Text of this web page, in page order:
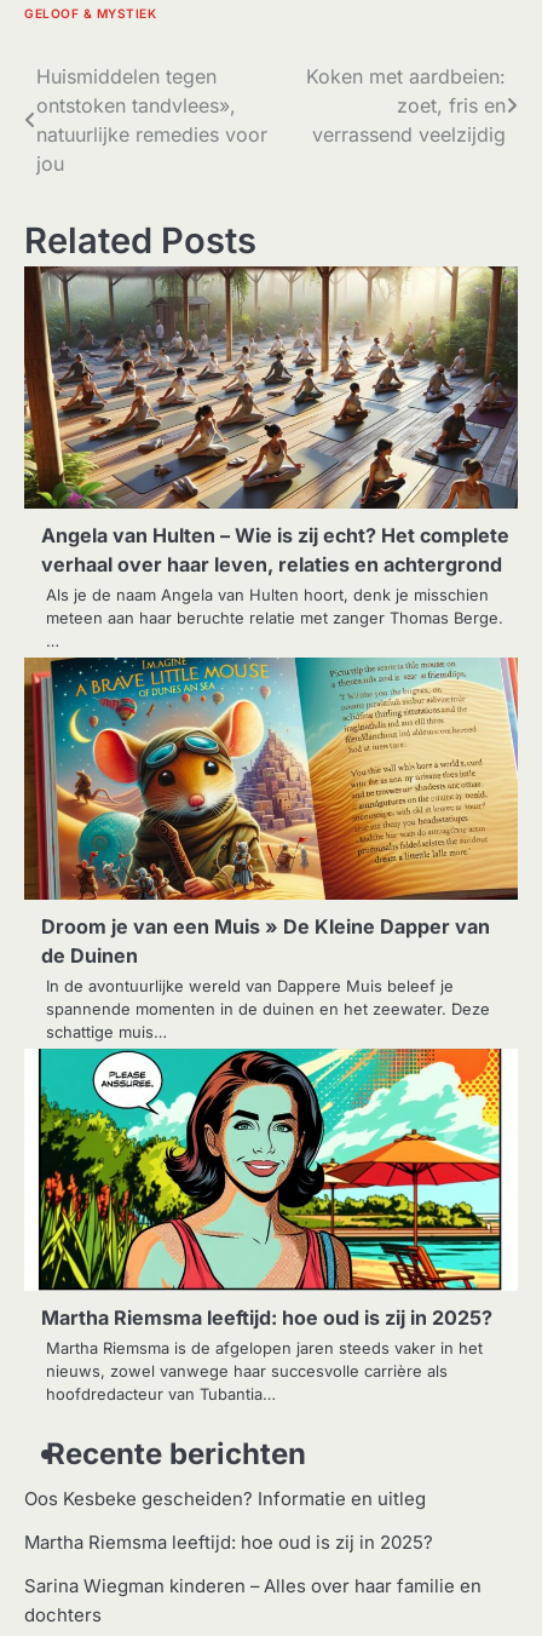
GELOOF & MYSTIEK
Bericht
navigatie
Huismiddelen tegen
ontstoken tandvlees»,
natuurlijke remedies voor
jou
Koken met aardbeien:
zoet, fris en
verrassend veelzijdig
Related Posts
Angela van Hulten – Wie is zij echt? Het complete
verhaal over haar leven, relaties en achtergrond
Als je de naam Angela van Hulten hoort, denk je misschien
meteen aan haar beruchte relatie met zanger Thomas Berge.
…
Droom je van een Muis » De Kleine Dapper van
de Duinen
In de avontuurlijke wereld van Dappere Muis beleef je
spannende momenten in de duinen en het zeewater. Deze
schattige muis…
Martha Riemsma leeftijd: hoe oud is zij in 2025?
Martha Riemsma is de afgelopen jaren steeds vaker in het
nieuws, zowel vanwege haar succesvolle carrière als
hoofdredacteur van Tubantia…
Recente berichten
Oos Kesbeke gescheiden? Informatie en uitleg
Martha Riemsma leeftijd: hoe oud is zij in 2025?
Sarina Wiegman kinderen – Alles over haar familie en
dochters